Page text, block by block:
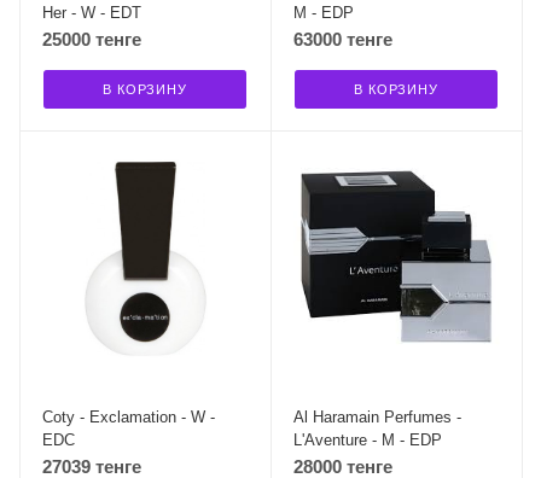
Her - W - EDT
25000 тенге
В КОРЗИНУ
M - EDP
63000 тенге
В КОРЗИНУ
Coty - Exclamation - W -
EDC
27039 тенге
Al Haramain Perfumes -
L'Aventure - M - EDP
28000 тенге